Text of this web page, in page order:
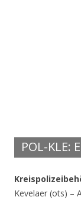
POL-
Kevelaer (ots) –